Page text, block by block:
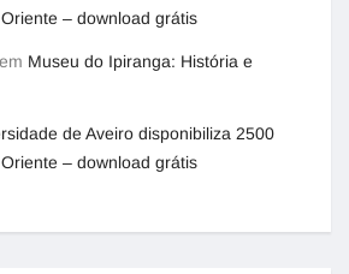
– download grátis
em Museu do Ipiranga: História e
de Aveiro disponibiliza 2500
– download grátis